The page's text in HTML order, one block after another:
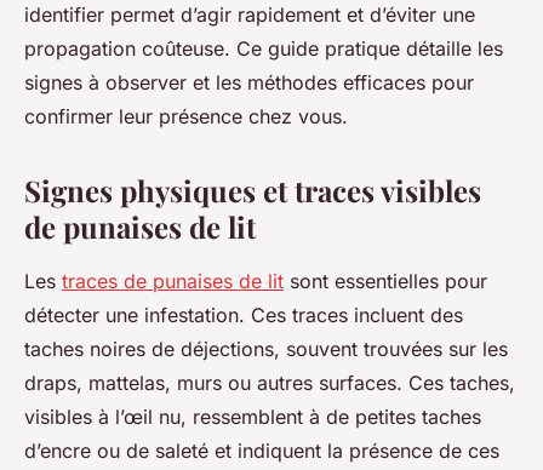
identifier permet d’agir rapidement et d’éviter une
propagation coûteuse. Ce guide pratique détaille les
signes à observer et les méthodes efficaces pour
confirmer leur présence chez vous.
Signes physiques et traces visibles
de punaises de lit
Les traces de punaises de lit sont essentielles pour
détecter une infestation. Ces traces incluent des
taches noires de déjections, souvent trouvées sur les
draps, mattelas, murs ou autres surfaces. Ces taches,
visibles à l’œil nu, ressemblent à de petites taches
d’encre ou de saleté et indiquent la présence de ces